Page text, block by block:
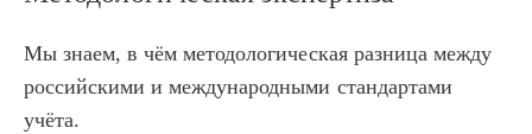
Мы знаем, в чём методологическая разница между
российскими и международными стандартами
учёта.